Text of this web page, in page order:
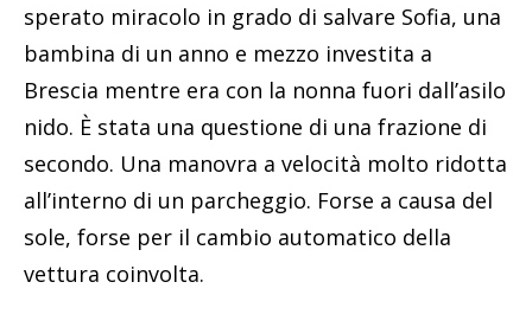
sperato miracolo in grado di salvare Sofia, una
bambina di un anno e mezzo investita a
Brescia mentre era con la nonna fuori dall’asilo
nido. È stata una questione di una frazione di
secondo. Una manovra a velocità molto ridotta
all’interno di un parcheggio. Forse a causa del
sole, forse per il cambio automatico della
vettura coinvolta.